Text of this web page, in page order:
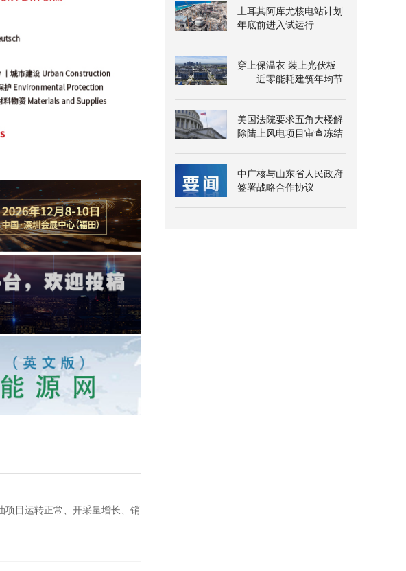
项目运转正常、开采量增长、销
土耳其阿库尤核电站计划
年底前进入试运行
穿上保温衣 装上光伏板
——近零能耗建筑年均节
美国法院要求五角大楼解
除陆上风电项目审查冻结
中广核与山东省人民政府
签署战略合作协议